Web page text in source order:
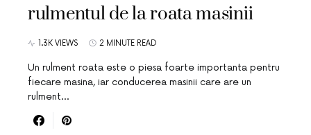
rulmentul de la roata masinii
1.3K VIEWS 2 MINUTE READ
Un rulment roata este o piesa foarte importanta pentru
fiecare masina, iar conducerea masinii care are un
rulment…